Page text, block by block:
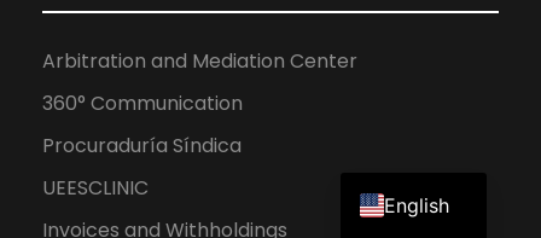
Arbitration and Mediation Center
360° Communication
Procuraduría Síndica
UEESCLINIC
Invoices and Withholdings
English